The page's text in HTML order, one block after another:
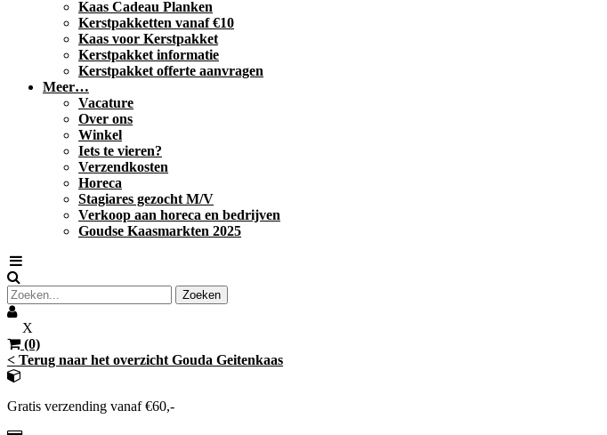
Kaas Cadeau Planken
Kerstpakketten vanaf €10
Kaas voor Kerstpakket
Kerstpakket informatie
Kerstpakket offerte aanvragen
Meer…
Vacature
Over ons
Winkel
Iets te vieren?
Verzendkosten
Horeca
Stagiares gezocht M/V
Verkoop aan horeca en bedrijven
Goudse Kaasmarkten 2025
X
(0)
< Terug naar het overzicht Gouda Geitenkaas
Gratis verzending vanaf €60,-